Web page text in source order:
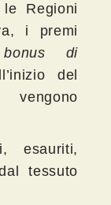
Regioni
i premi
bonus di
del
esauriti,
tessuto